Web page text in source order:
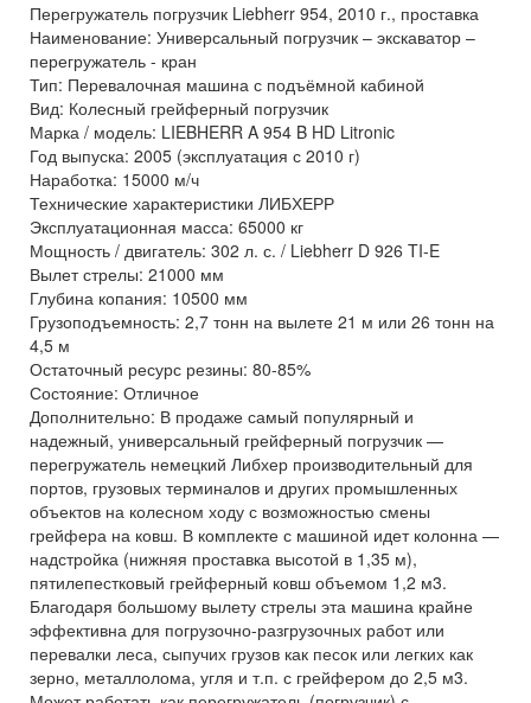
Перегружатель погрузчик Liebherr 954, 2010 г., проставка
Наименование: Универсальный погрузчик – экскаватор –
перегружатель - кран
Тип: Перевалочная машина с подъёмной кабиной
Вид: Колесный грейферный погрузчик
Марка / модель: LIEBHERR A 954 B HD Litronic
Год выпуска: 2005 (эксплуатация с 2010 г)
Наработка: 15000 м/ч
Технические характеристики ЛИБХЕРР
Эксплуатационная масса: 65000 кг
Мощность / двигатель: 302 л. с. / Liebherr D 926 TI-E
Вылет стрелы: 21000 мм
Глубина копания: 10500 мм
Грузоподъемность: 2,7 тонн на вылете 21 м или 26 тонн на
4,5 м
Остаточный ресурс резины: 80-85%
Состояние: Отличное
Дополнительно: В продаже самый популярный и
надежный, универсальный грейферный погрузчик —
перегружатель немецкий Либхер производительный для
портов, грузовых терминалов и других промышленных
объектов на колесном ходу с возможностью смены
грейфера на ковш. В комплекте с машиной идет колонна —
надстройка (нижняя проставка высотой в 1,35 м),
пятилепестковый грейферный ковш объемом 1,2 м3.
Благодаря большому вылету стрелы эта машина крайне
эффективна для погрузочно-разгрузочных работ или
перевалки леса, сыпучих грузов как песок или легких как
зерно, металлолома, угля и т.п. с грейфером до 2,5 м3.